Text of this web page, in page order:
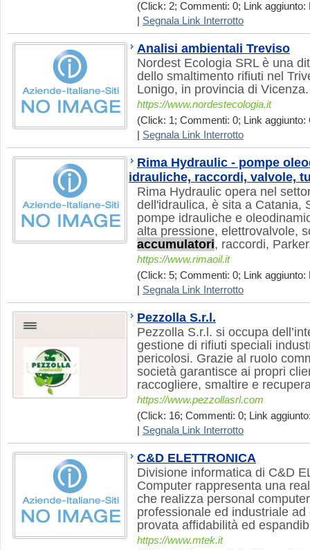
(Click: 2; Commenti: 0; Link aggiunto:
Segnala Link Interrotto
Analisi ambientali Treviso
Nordest Ecologia SRL è una
dello smaltimento rifiuti nel
Lonigo, in provincia di Vicenza.
https://www.nordestecologia.it
(Click: 1; Commenti: 0; Link aggiunto:
Segnala Link Interrotto
Rima Hydraulic - pompe
idrauliche, raccordi, valvole,
Rima Hydraulic opera nel
dell'idraulica, è sita a Catania,
pompe idrauliche e
alta pressione, elettrovalvole,
accumulatori, raccordi,
https://www.rimaoil.it
(Click: 5; Commenti: 0; Link aggiunto:
Segnala Link Interrotto
Pezzolla S.r.l.
Pezzolla S.r.l. si occupa
gestione di rifiuti speciali
pericolosi. Grazie al ruolo
società garantisce ai propri
raccogliere, smaltire e
https://www.pezzollasrl.com
(Click: 16; Commenti: 0; Link
Segnala Link Interrotto
C&D ELETTRONICA
Divisione informatica di C&D
Computer rappresenta una
che realizza personal
professionale ed industriale
provata affidabilità ed
https://www.mtek.it